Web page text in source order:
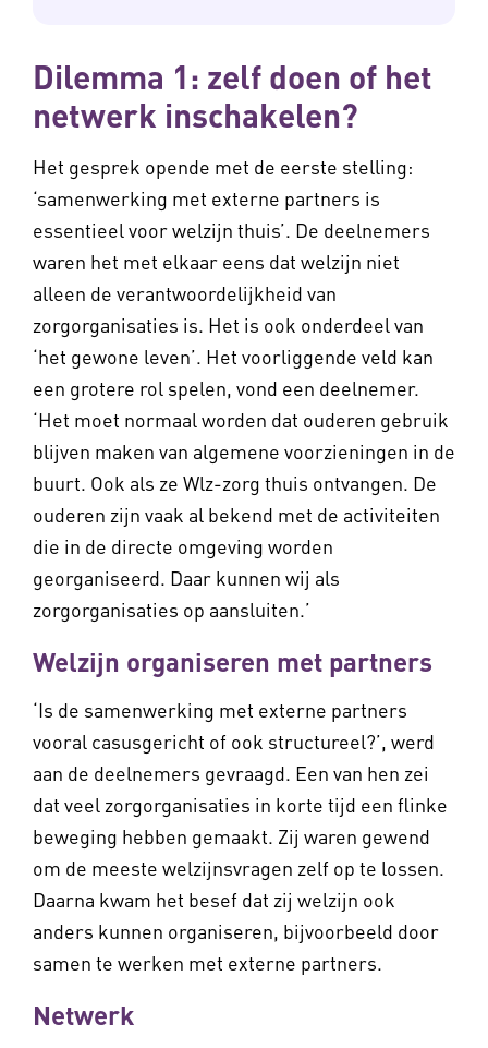
Dilemma 1: zelf doen of het
netwerk inschakelen?
Het gesprek opende met de eerste stelling:
‘samenwerking met externe partners is
essentieel voor welzijn thuis’. De deelnemers
waren het met elkaar eens dat welzijn niet
alleen de verantwoordelijkheid van
zorgorganisaties is. Het is ook onderdeel van
‘het gewone leven’. Het voorliggende veld kan
een grotere rol spelen, vond een deelnemer.
‘Het moet normaal worden dat ouderen gebruik
blijven maken van algemene voorzieningen in de
buurt. Ook als ze Wlz-zorg thuis ontvangen. De
ouderen zijn vaak al bekend met de activiteiten
die in de directe omgeving worden
georganiseerd. Daar kunnen wij als
zorgorganisaties op aansluiten.’
Welzijn organiseren met partners
‘Is de samenwerking met externe partners
vooral casusgericht of ook structureel?’, werd
aan de deelnemers gevraagd. Een van hen zei
dat veel zorgorganisaties in korte tijd een flinke
beweging hebben gemaakt. Zij waren gewend
om de meeste welzijnsvragen zelf op te lossen.
Daarna kwam het besef dat zij welzijn ook
anders kunnen organiseren, bijvoorbeeld door
samen te werken met externe partners.
Netwerk